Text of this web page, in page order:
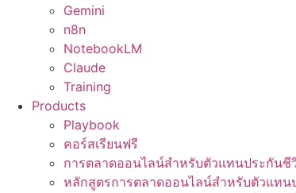
Gemini
n8n
NotebookLM
Claude
Training
Products
Playbook
คอร์สเรียนฟรี
การตลาดออนไลน์สำหรับตัวแทนประกันชี
หลักสูตรการตลาดออนไลน์สำหรับตัวแทน